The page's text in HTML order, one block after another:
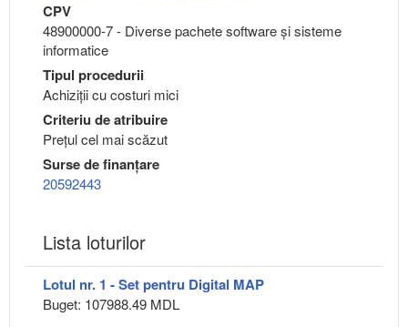
CPV
48900000-7 - Diverse pachete software şi sisteme
informatice
Tipul procedurii
Achiziții cu costuri mici
Criteriu de atribuire
Preţul cel mai scăzut
Surse de finanțare
20592443
Lista loturilor
Lotul nr. 1 - Set pentru Digital MAP
Buget: 107988.49 MDL